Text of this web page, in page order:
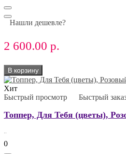
Нашли дешевле?
2 600.00 р.
В корзину
Хит
Быстрый просмотр
Быстрый
Топпер, Для Тебя (цветы),
0